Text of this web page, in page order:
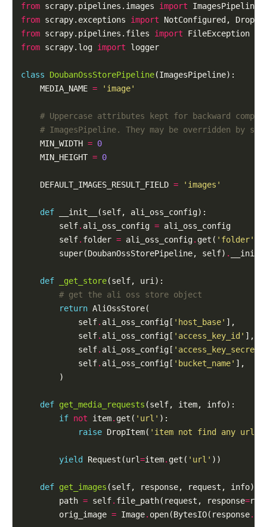
from scrapy.pipelines.images import
from scrapy.exceptions import
from scrapy.pipelines.files import
from scrapy.log import logger
class DoubanOssStorePipeline(ImagesPipeline):
    MEDIA_NAME
= 'image'
# Uppercase attributes kept for backward
# ImagesPipeline. They may be overridden by
    MIN_WIDTH
= 0
    MIN_HEIGHT
= 0
    DEFAULT_IMAGES_RESULT_FIELD
= 'images'
def __init__(self, ali_oss_config):
        self
. ali_oss_config = ali_oss_config
        self
. folder = ali_oss_config. get( 'folder'
        super(DoubanOssStorePipeline, self)
.
def _get_store(self, uri):
# get the ali oss store object
return AliOssStore(
            self
. ali_oss_config[ 'host_base' ],
            self
. ali_oss_config[ 'access_key_id' ],
            self
. ali_oss_config[ 'access_key_secret'
            self
. ali_oss_config[ 'bucket_name' ],
        )
def get_media_requests (self, item, info):
if not item. get( 'url' ):
raise DropItem( 'item not find any url:
yield Request(url=item. get( 'url' ))
def get_images (self, response, request, info):
        path
= self. file_path(request, response=
        orig_image
= Image. open(BytesIO(response.